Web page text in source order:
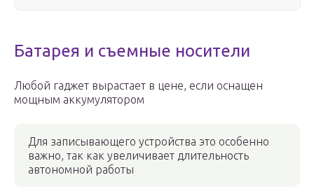
Батарея и съемные носители
Любой гаджет вырастает в цене, если оснащен
мощным аккумулятором
Для записывающего устройства это особенно
важно, так как увеличивает длительность
автономной работы